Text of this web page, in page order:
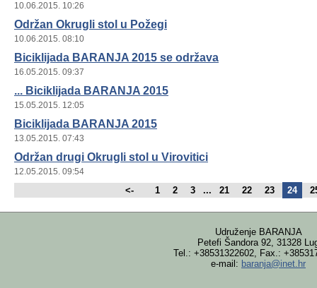
10.06.2015. 10:26
Održan Okrugli stol u Požegi
10.06.2015. 08:10
Biciklijada BARANJA 2015 se održava
16.05.2015. 09:37
... Biciklijada BARANJA 2015
15.05.2015. 12:05
Biciklijada BARANJA 2015
13.05.2015. 07:43
Održan drugi Okrugli stol u Virovitici
12.05.2015. 09:54
<- 1 2 3 ... 21 22 23 24
Udruženje BARANJA
Petefi Šandora 92, 31328
Tel.: +38531322602, Fax.:
e-mail: baranja@inet.hr